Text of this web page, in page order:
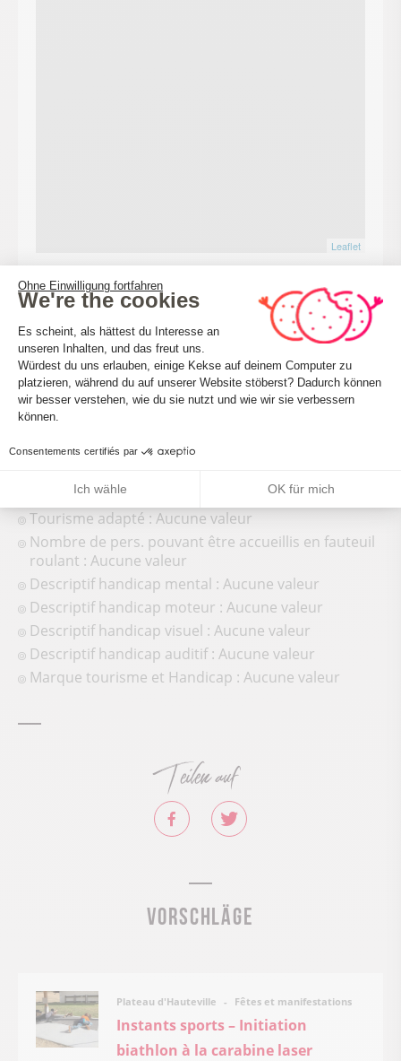
Leaflet
BERECHNEN SIE MEINE REISEROUTE
Accueil des personnes en situation de handicap
Tourisme adapté : Aucune valeur
Nombre de pers. pouvant être accueillis en fauteuil
roulant : Aucune valeur
Descriptif handicap mental : Aucune valeur
Descriptif handicap moteur : Aucune valeur
Descriptif handicap visuel : Aucune valeur
Descriptif handicap auditif : Aucune valeur
Marque tourisme et Handicap : Aucune valeur
Teilen auf
Vorschläge
Plateau d'Hauteville Fêtes et manifestations
Instants sports – Initiation
biathlon à la carabine laser
Ohne Einwilligung fortfahren
We're the cookies
Einwilligungsmanagementplattform:
Es scheint, als hättest du Interesse an
unseren Inhalten, und das freut uns.
Würdest du uns erlauben, einige Kekse auf deinem Computer zu
platzieren, während du auf unserer Website stöberst? Dadurch können
wir besser verstehen, wie du sie nutzt und wie wir sie verbessern
können.
Consentements certifiés par
Ich wähle OK für mich
Axeptio consent